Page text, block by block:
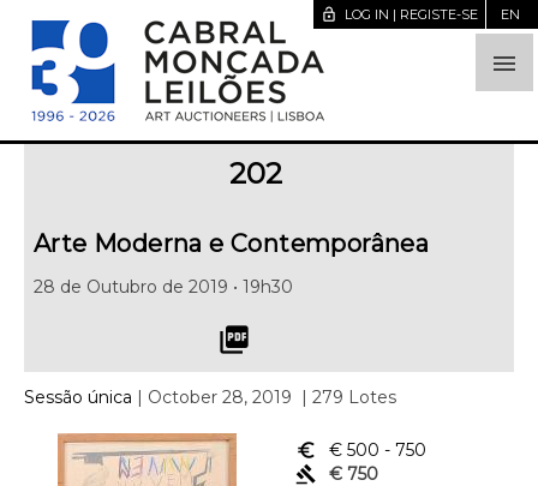

lock_open LOG IN | REGISTE-SE EN
202
Arte Moderna e Contemporânea
28 de Outubro de 2019 • 19h30
picture_as_pdf
Sessão única | October 28, 2019 | 279 Lotes
euro_symbol € 500 - 750
gavel
€ 750